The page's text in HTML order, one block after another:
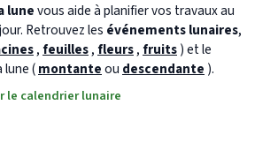
lunevous aide à planifier vos travaux au
Retrouvez les événements lunaires,
, feuilles, fleurs, fruits) et le
lune (montanteou descendante ).
le calendrier lunaire